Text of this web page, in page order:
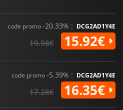
code promo-20.33% : DCG2AD1Y4E
19.98€ 15.92€
code promo-5.39% : DCG2AD1Y4E
17.28€ 16.35€